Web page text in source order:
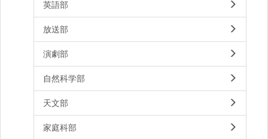
英語部
放送部
演劇部
自然科学部
天文部
家庭科部